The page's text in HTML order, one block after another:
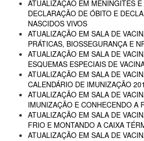
ATUALIZAÇÃO EM MENINGITES
DECLARAÇÃO DE ÓBITO E
NASCIDOS VIVOS
ATUALIZAÇÃO EM SALA DE
PRÁTICAS, BIOSSEGURANÇA E
ATUALIZAÇÃO EM SALA DE
ESQUEMAS ESPECIAIS DE
ATUALIZAÇÃO EM SALA DE
CALENDÁRIO DE IMUNIZAÇÃO
ATUALIZAÇÃO EM SALA DE
IMUNIZAÇÃO E CONHECENDO A
ATUALIZAÇÃO EM SALA DE
FRIO E MONTANDO A CAIXA
ATUALIZAÇÃO EM SALA DE